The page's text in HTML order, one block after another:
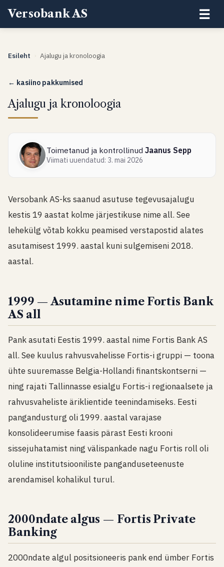
Versobank AS ☰
Esileht › Ajalugu ja kronoloogia
← kasiino pakkumised
Ajalugu ja kronoloogia
Toimetanud ja kontrollinud Jaanus Sepp
Viimati uuendatud: 3. mai 2026
Versobank AS-ks saanud asutuse tegevusajalugu
kestis 19 aastat kolme järjestikuse nime all. See
lehekülg võtab kokku peamised verstapostid alates
asutamisest 1999. aastal kuni sulgemiseni 2018.
aastal.
1999 — Asutamine nime Fortis Bank
AS all
Pank asutati Eestis 1999. aastal nime Fortis Bank AS
all. See kuulus rahvusvahelisse Fortis-i gruppi — toona
ühte suuremasse Belgia-Hollandi finantskontserni —
ning rajati Tallinnasse esialgu Fortis-i regionaalsete ja
rahvusvaheliste äriklientide teenindamiseks. Eesti
pangandusturg oli 1999. aastal varajase
konsolideerumise faasis pärast Eesti krooni
sissejuhatamist ning välispankade nagu Fortis roll oli
oluline institutsiooniliste panganduseteenuste
arendamisel kohalikul turul.
2000ndate algus — Fortis Private
Banking
2000ndate algul positsioneeris pank end ümber Fortis